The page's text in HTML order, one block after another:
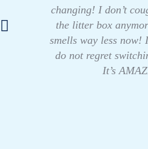
changing! I don’t
the litter box
smells way less now!
do not regret
It’s